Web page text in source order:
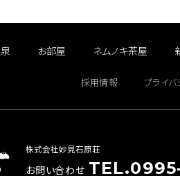
お部屋 ネムノキ茶屋
採用情報 プライ
株式会社妙見石原荘
お問い合わせ